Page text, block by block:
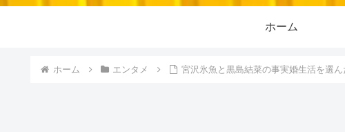
ホーム
ホーム エンタメ 宮沢氷魚と黒島結菜の事実婚生活を選